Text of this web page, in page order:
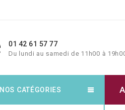
01 42 61 57 77
Du lundi au samedi de 11h00 à
NOS CATÉGORIES